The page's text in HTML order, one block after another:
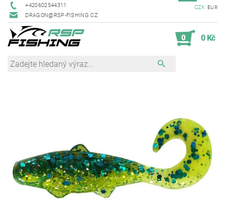
+420602544311
DRAGON@RSP-FISHING.CZ
CZK EUR
0 0 Kč